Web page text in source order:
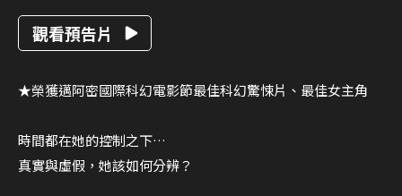
觀看預告片
★榮獲邁阿密國際科幻電影節最佳科幻驚悚片、最佳女主角
時間都在她的控制之下…
真實與虛假，她該如何分辨？